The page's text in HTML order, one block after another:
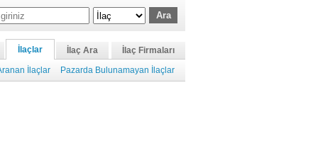
İlaçlar İlaç Ara
İlaç Firmaları
İlaçlar
Pazarda Bulunamayan İlaçlar